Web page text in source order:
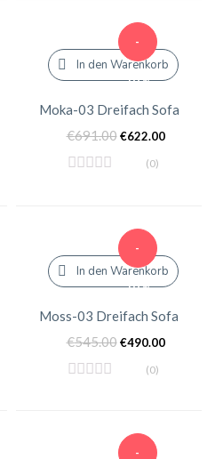
-
10%
In den Warenkorb
Moka-03 Dreifach Sofa
€691.00 €622.00
(0)
-
10%
In den Warenkorb
Moss-03 Dreifach Sofa
€545.00 €490.00
(0)
-